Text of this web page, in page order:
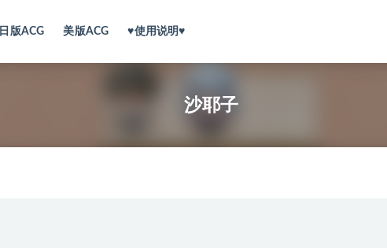
日版ACG 美版ACG ♥使用说明♥
沙耶子